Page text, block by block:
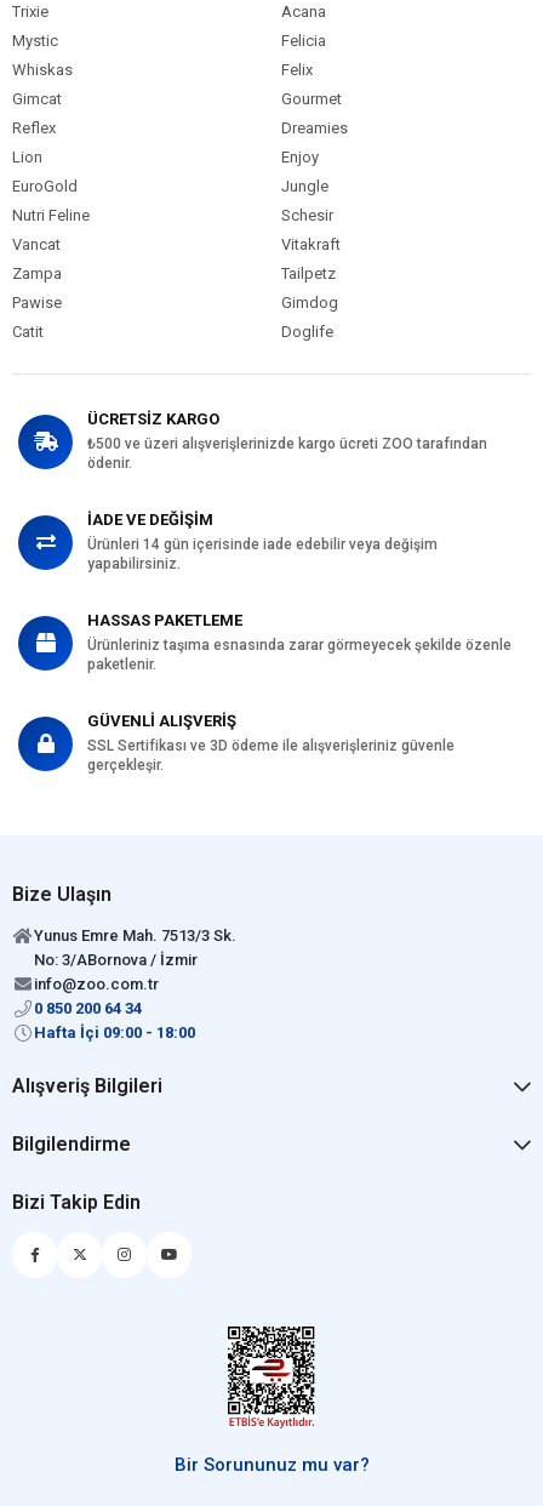
Trixie
Acana
Mystic
Felicia
Whiskas
Felix
Gimcat
Gourmet
Reflex
Dreamies
Lion
Enjoy
EuroGold
Jungle
Nutri Feline
Schesir
Vancat
Vitakraft
Zampa
Tailpetz
Pawise
Gimdog
Catit
Doglife
ÜCRETSİZ KARGO
₺500 ve üzeri alışverişlerinizde kargo ücreti ZOO tarafından
ödenir.
İADE VE DEĞİŞİM
Ürünleri 14 gün içerisinde iade edebilir veya değişim
yapabilirsiniz.
HASSAS PAKETLEME
Ürünleriniz taşıma esnasında zarar görmeyecek şekilde özenle
paketlenir.
GÜVENLİ ALIŞVERİŞ
SSL Sertifikası ve 3D ödeme ile alışverişleriniz güvenle
gerçekleşir.
Bize Ulaşın
Yunus Emre Mah. 7513/3 Sk.
No: 3/ABornova / İzmir
info@zoo.com.tr
0 850 200 64 34
Hafta İçi 09:00 - 18:00
Alışveriş Bilgileri
Bilgilendirme
Bizi Takip Edin
Bir Sorununuz mu var?